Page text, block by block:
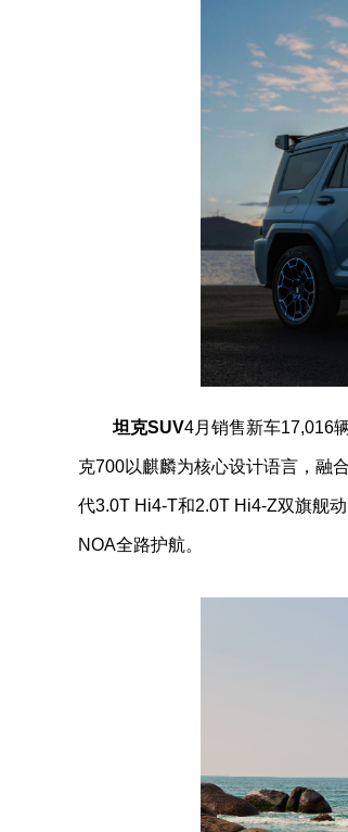
坦克SUV4月销售新车17,016
克700以麒麟为核心设计语言，融
代3.0T Hi4-T和2.0T Hi4-Z双旗舰
NOA全路护航。